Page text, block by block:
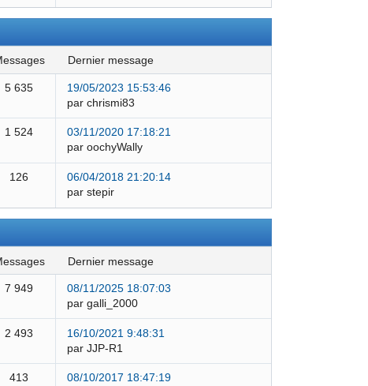
messages dernier message
5 635
19/05/2023 15:53:46
par chrismi83
1 524
03/11/2020 17:18:21
par oochyWally
126
06/04/2018 21:20:14
par stepir
messages dernier message
7 949
08/11/2025 18:07:03
par galli_2000
2 493
16/10/2021 9:48:31
par JJP-R1
413
08/10/2017 18:47:19